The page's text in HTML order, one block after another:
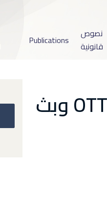
Publications
نصوص
قانونية
اتفاق تعاون من اجل تشغيل منصة OTT وبث